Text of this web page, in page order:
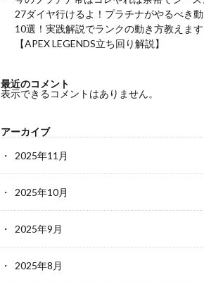
27ダイヤ行けるよ！プラチナがやるべき動
10選！実践解説でランクの動き方教えます
【APEX LEGENDS立ち回り解説】
最近のコメント
表示できるコメントはありません。
アーカイブ
2025年11月
2025年10月
2025年9月
2025年8月